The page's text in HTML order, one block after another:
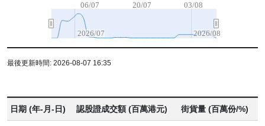
06/07 20/07 03/08
2026/07 2026/08
最後更新時間: 2026-08-07 16:35
日期 (年-月-日) 認股證成交額 (百萬港元) 街貨量 (百萬份/%)